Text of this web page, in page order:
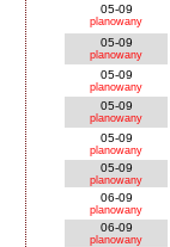
05-09
planowany
05-09
planowany
05-09
planowany
05-09
planowany
05-09
planowany
05-09
planowany
06-09
planowany
06-09
planowany